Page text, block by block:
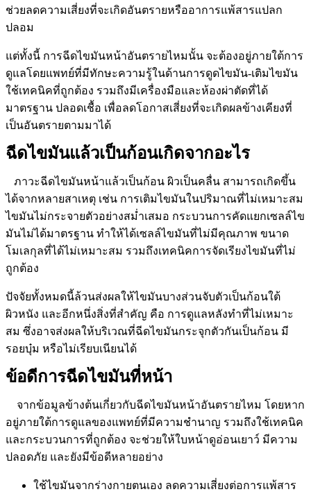
ช่วยลดความเสี่ยงที่จะเกิดอันตรายหรืออาการแพ้สารแปลก
ปลอม
แต่ทั้งนี้ การฉีดไขมันหน้าอันตรายไหมนั้น จะต้องอยู่ภายใต้การ
ดูแลโดยแพทย์ที่มีทักษะความรู้ในด้านการดูดไขมัน-เติมไขมัน
ใช้เทคนิคที่ถูกต้อง รวมถึงมีเครื่องมือและห้องผ่าตัดที่ได้
มาตรฐาน ปลอดเชื้อ เพื่อลดโอกาสเสี่ยงที่จะเกิดผลข้างเคียงที่
เป็นอันตรายตามมาได้
ฉีดไขมันแล้วเป็นก้อนเกิดจากอะไร
ภาวะฉีดไขมันหน้าแล้วเป็นก้อน ผิวเป็นคลื่น สามารถเกิดขึ้น
ได้จากหลายสาเหตุ เช่น การเติมไขมันในปริมาณที่ไม่เหมาะสม
ไขมันไม่กระจายตัวอย่างสม่ำเสมอ กระบวนการคัดแยกเซลล์ไข
มันไม่ได้มาตรฐาน ทำให้ได้เซลล์ไขมันที่ไม่มีคุณภาพ ขนาด
โมเลกุลที่ได้ไม่เหมาะสม รวมถึงเทคนิคการจัดเรียงไขมันที่ไม่
ถูกต้อง
ปัจจัยทั้งหมดนี้ล้วนส่งผลให้ไขมันบางส่วนจับตัวเป็นก้อนใต้
ผิวหนัง และอีกหนึ่งสิ่งที่สำคัญ คือ การดูแลหลังทำที่ไม่เหมาะ
สม ซึ่งอาจส่งผลให้บริเวณที่ฉีดไขมันกระจุกตัวกันเป็นก้อน มี
รอยบุ๋ม หรือไม่เรียบเนียนได้
ข้อดีการฉีดไขมันที่หน้า
จากข้อมูลข้างต้นเกี่ยวกับฉีดไขมันหน้าอันตรายไหม โดยหาก
อยู่ภายใต้การดูแลของแพทย์ที่มีความชำนาญ รวมถึงใช้เทคนิค
และกระบวนการที่ถูกต้อง จะช่วยให้ใบหน้าดูอ่อนเยาว์ มีความ
ปลอดภัย และยังมีข้อดีหลายอย่าง
ใช้ไขมันจากร่างกายตนเอง ลดความเสี่ยงต่อการแพ้สาร